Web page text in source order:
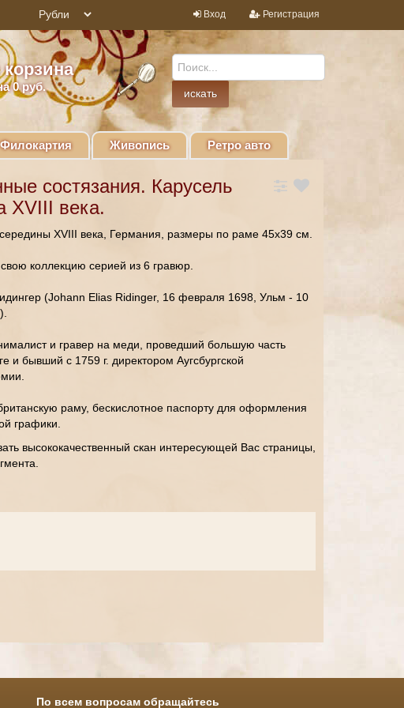
Вход Регистрация
0 руб.
Филокартия Живопись Ретро авто
состязания. Карусель
XVIII века.
XVIII века, Германия, размеры по раме 45х39 см.
коллекцию серией из 6 гравюр.
(Johann Elias Ridinger, 16 февраля 1698, Ульм - 10
и гравер на меди, проведший большую часть
и бывший с 1759 г. директором Аугсбургской
раму, бескислотное паспорту для оформления
графики.
высококачественный скан интересующей Вас страницы,
По всем вопросам обращайтесь